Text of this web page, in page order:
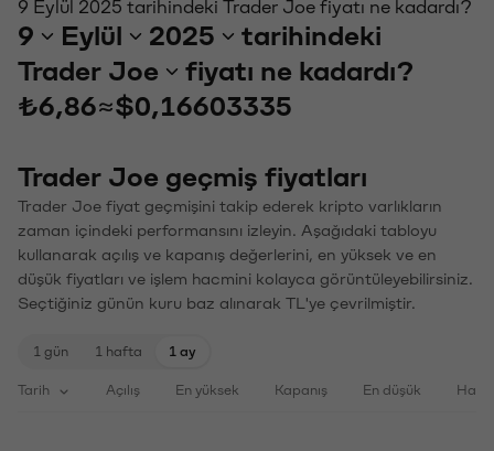
9 Eylül 2025 tarihindeki Trader Joe fiyatı ne kadardı?
9 Eylül 2025
tarihindeki
Trader Joe
fiyatı ne kadardı?
₺6,86≈$0,16603335
Trader Joe geçmiş fiyatları
Trader Joe fiyat geçmişini takip ederek kripto varlıkların
zaman içindeki performansını izleyin. Aşağıdaki tabloyu
kullanarak açılış ve kapanış değerlerini, en yüksek ve en
düşük fiyatları ve işlem hacmini kolayca görüntüleyebilirsiniz.
Seçtiğiniz günün kuru baz alınarak TL'ye çevrilmiştir.
1 gün 1 hafta 1 ay
Tarih Açılış En yüksek Kapanış En düşük